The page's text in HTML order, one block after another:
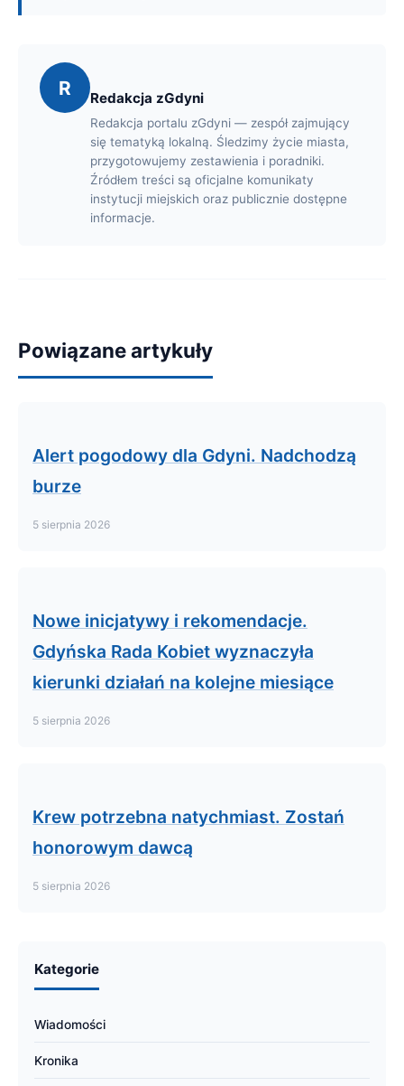
R Redakcja zGdyni
Redakcja portalu zGdyni — zespół zajmujący
się tematyką lokalną. Śledzimy życie miasta,
przygotowujemy zestawienia i poradniki.
Źródłem treści są oficjalne komunikaty
instytucji miejskich oraz publicznie dostępne
informacje.
Powiązane artykuły
Alert pogodowy dla Gdyni. Nadchodzą
burze
5 sierpnia 2026
Nowe inicjatywy i rekomendacje.
Gdyńska Rada Kobiet wyznaczyła
kierunki działań na kolejne miesiące
5 sierpnia 2026
Krew potrzebna natychmiast. Zostań
honorowym dawcą
5 sierpnia 2026
Kategorie
Wiadomości
Kronika